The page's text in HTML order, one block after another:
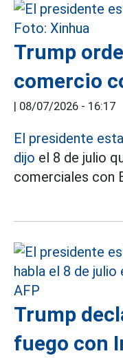
Trump
comercio
| 08/07/2026 - 16:17
El presidente
dijo el 8 de julio
comerciales con
Trump
fuego con